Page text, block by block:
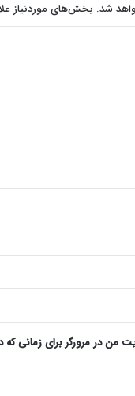
شد. بخش‌های موردنیاز
من در مرورگر برای زمانی